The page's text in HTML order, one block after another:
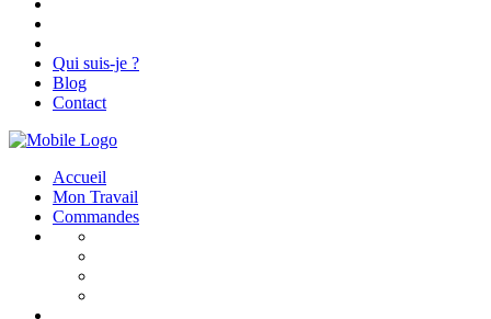
Qui suis-je ?
Blog
Contact
Accueil
Mon Travail
Commandes